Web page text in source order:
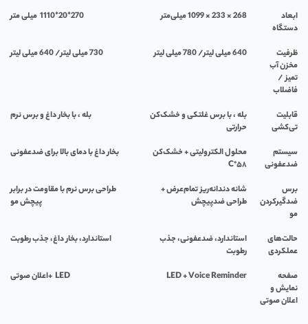
ابعاد
دستگاه
268 × 233 × 1099 میلی‌متر 270*20*1110 میلی متر
ظرفیت
مخزن آب
تمیز /
فاضلاب
640 میلی لیتر/ 780 میلی لیتر 730 میلی لیتر/ 640 میلی لیتر
قابلیت
تی‌کشی
بله ، با برس غلتکی و خشک‌کن
حرارتی
بله ، با بخار داغ و برس نرم
سیستم
ضدعفونی
محلول الکترولیتی + خشک‌کن
۵۸° C
بخار داغ با دمای بالا برای ضدعفونی
برس
ضدگیرکردن
مو
شانه دندانه‌ریز تمام‌عرض +
طراحی ضدپیچش
طراحی برس نرم با مقاومت در برابر
پیچش مو
حالت‌های
عملکردی
استاندارد، ضدعفونی، جذب
رطوبت
استاندارد، بخار داغ، جذب رطوبت
صفحه
نمایش و
اعلان صوتی
LED + Voice Reminder
LED
+اعلان صوتی